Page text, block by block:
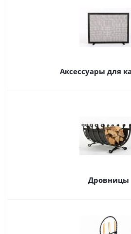
Аксессуары для
Дровницы